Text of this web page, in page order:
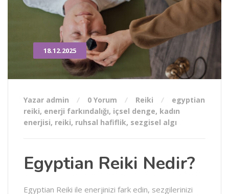
18.12.2025
Yazar admin 0 Yorum Reiki
egyptian
reiki, enerji farkındalığı, içsel denge, kadın
enerjisi, reiki, ruhsal hafiflik, sezgisel algı
Egyptian Reiki Nedir?
Egyptian Reiki ile enerjinizi fark edin, sezgilerinizi